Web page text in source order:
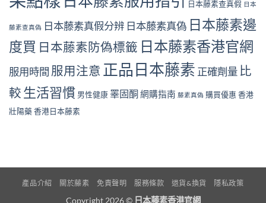
日本藤素查真假 日本
藤素查真偽 日本藤素真假分辨 日本藤素真偽 日本藤素邊
度買 日本藤素防偽標籤 日本藤素香港官網
服用時間 服用注意 正品日本藤素 正確劑量 比
較 生活習慣 男性健康睪固酮網購指南 藤素真偽 購買優惠 香港
壯陽藥香港日本藤素
產品介紹 關於藤素 免責聲明 服務條款 退貨&換貨 隱私政策
Copyright 2026 © 日本藤素香港官網